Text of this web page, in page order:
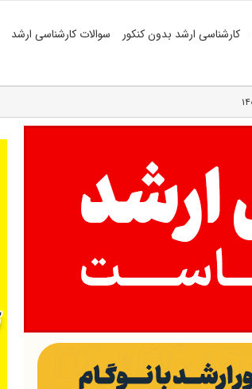
کارشناسی ارشد بدون کنکور سوالات کارشناسی ارشد